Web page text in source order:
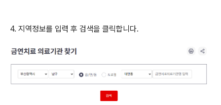
4. 지역정보를 입력 후 검색을 클릭합니다.